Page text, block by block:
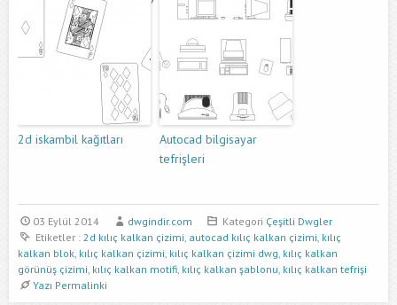
2d iskambil kağıtları
Autocad bilgisayar
tefrişleri
03 Eylül 2014 dwgindir.com Kategori Çeşitli Dwgler
Etiketler : 2d kılıç kalkan çizimi, autocad kılıç kalkan çizimi, kılıç
kalkan blok, kılıç kalkan çizimi, kılıç kalkan çizimi dwg, kılıç kalkan
görünüş çizimi, kılıç kalkan motifi, kılıç kalkan şablonu, kılıç kalkan tefrişi
Yazı Permalinki